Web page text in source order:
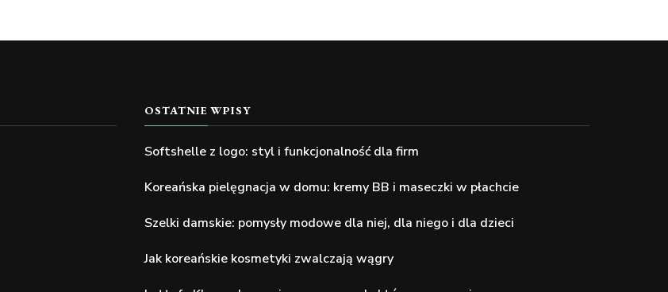
OSTATNIE WPISY
Softshelle z logo: styl i funkcjonalność dla firm
Koreańska pielęgnacja w domu: kremy BB i maseczki w płachcie
Szelki damskie: pomysły modowe dla niej, dla niego i dla dzieci
Jak koreańskie kosmetyki zwalczają wągry